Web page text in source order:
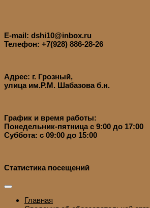
E-mail: dshi10@inbox.ru
Телефон: +7(928) 886-28-26
Адрес: г. Грозный,
улица им.Р.М. Шабазова б.н.
График и время работы:
Понедельник-пятница с 9:00 до 17:00
Суббота: с 09:00 до 15:00
Статистика посещений
Главная